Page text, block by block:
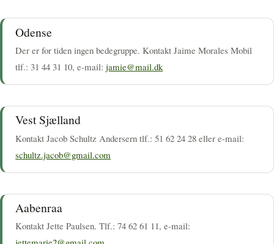
Odense
Der er for tiden ingen bedegruppe. Kontakt Jaime Morales Mobil
tlf.: 31 44 31 10, e-mail:jamie@mail.dk
Vest Sjælland
Kontakt Jacob Schultz Andersern tlf.: 51 62 24 28 eller e-mail:
schultz.jacob@gmail.com
Aabenraa
Kontakt Jette Paulsen. Tlf.: 74 62 61 11, e-mail: